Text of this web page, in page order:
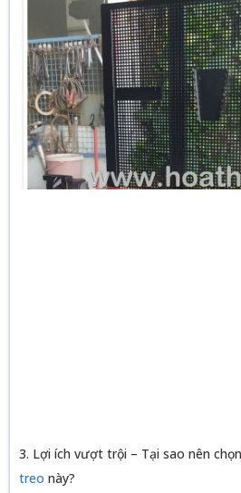
3. Lợi ích vượt trội – Tại sao nên chọn
treo này?